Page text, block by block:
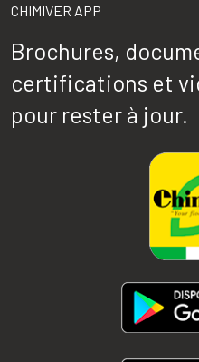
CHIMIVER APP
Brochures,
certifications et
pour rester à jour.